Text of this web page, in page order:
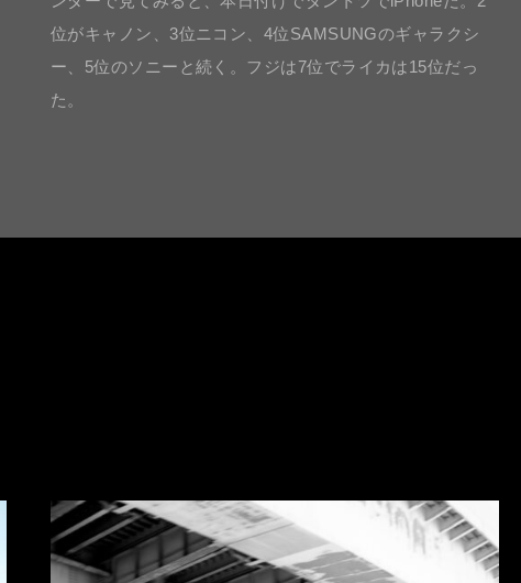
位がキャノン、3位ニコン、4位SAMSUNGのギャラクシ
ー、5位のソニーと続く。フジは7位でライカは15位だっ
た。